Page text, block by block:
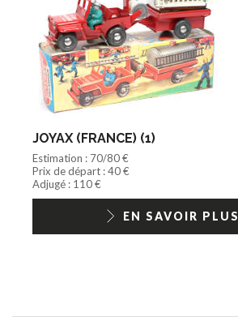
JOYAX (FRANCE) (1)
Estimation : 70/80 €
Prix de départ : 40 €
Adjugé : 110 €
EN SAVOIR PLUS